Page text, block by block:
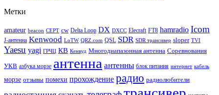
Метки
amateur beacon CEPT cw Delta Loop DX DXCC Elecraft FT8 hamradio Icom
J-антенна Kenwood LoTW QRZ.com QSL SDR SDR трансивер sloper TVI
Yaesu yagi ГРЧЦ КВ Кенвуд Многодиапазонная антенна Соревнования
УКВ азбука морзе антенна антенны блок питания интернет кабель
морзе отзывы помехи прохождение радио радиолюбители